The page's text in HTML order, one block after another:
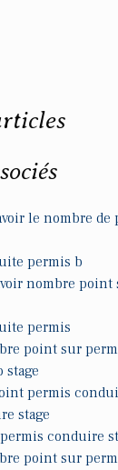
le nombre
permis b
nombre point
permis
point sur
stage
permis
stage
conduire
point sur